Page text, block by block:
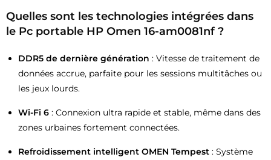
Quelles sont les technologies intégrées dans
le Pc portable HP Omen 16-am0081nf ?
DDR5 de dernière génération : Vitesse de traitement de
données accrue, parfaite pour les sessions multitâches ou
les jeux lourds.
Wi-Fi 6 : Connexion ultra rapide et stable, même dans des
zones urbaines fortement connectées.
Refroidissement intelligent OMEN Tempest : Système